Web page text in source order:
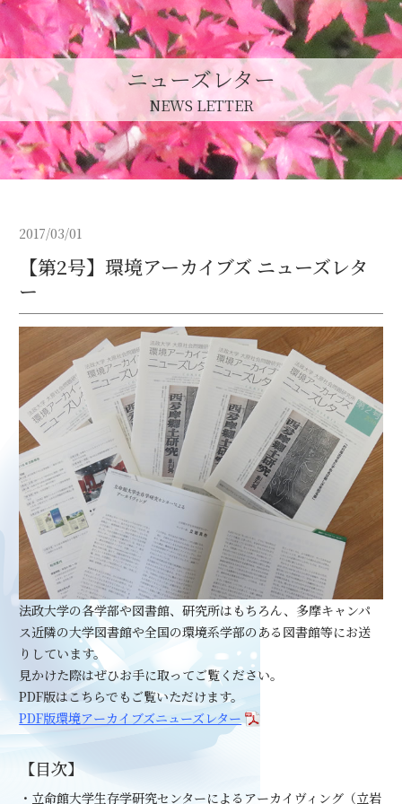
ニューズレター
NEWS LETTER
2017/03/01
【第2号】環境アーカイブズ ニューズレタ
ー
法政大学の各学部や図書館、研究所はもちろん、多摩キャンパ
ス近隣の大学図書館や全国の環境系学部のある図書館等にお送
りしています。
見かけた際はぜひお手に取ってご覧ください。
PDF版はこちらでもご覧いただけます。
PDF版環境アーカイブズニューズレター
【目次】
・立命館大学生存学研究センターによるアーカイヴィング（立岩